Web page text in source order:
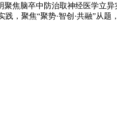
焦脑卒中防治取神经医学立
，聚焦“聚势·智创·共融”从题，